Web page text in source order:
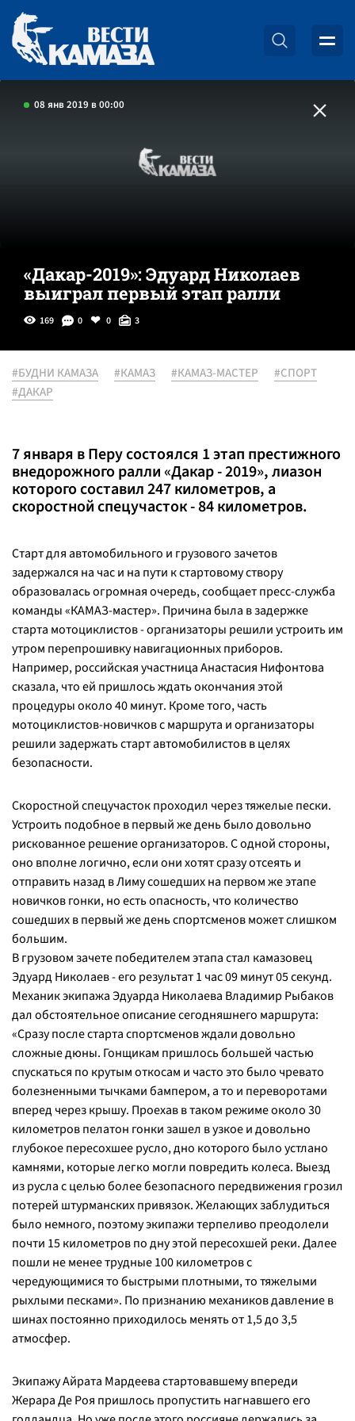
08 янв 2019 в 00:00
«Дакар-2019»: Эдуард Николаев
выиграл первый этап ралли
169 0 0 3
#БУДНИ КАМАЗА #КАМАЗ #КАМАЗ-МАСТЕР
#СПОРТ
#ДАКАР
7 января в Перу состоялся 1 этап престижного
внедорожного ралли «Дакар - 2019», лиазон
которого составил 247 километров, а
скоростной спецучасток - 84 километров.
Старт для автомобильного и грузового зачетов
задержался на час и на пути к стартовому створу
образовалась огромная очередь, сообщает пресс-служба
команды «КАМАЗ-мастер». Причина была в задержке
старта мотоциклистов - организаторы решили устроить им
утром перепрошивку навигационных приборов.
Например, российская участница Анастасия Нифонтова
сказала, что ей пришлось ждать окончания этой
процедуры около 40 минут. Кроме того, часть
мотоциклистов-новичков с маршрута и организаторы
решили задержать старт автомобилистов в целях
безопасности.
Скоростной спецучасток проходил через тяжелые пески.
Устроить подобное в первый же день было довольно
рискованное решение организаторов. С одной стороны,
оно вполне логично, если они хотят сразу отсеять и
отправить назад в Лиму сошедших на первом же этапе
новичков гонки, но есть опасность, что количество
сошедших в первый же день спортсменов может слишком
большим.
В грузовом зачете победителем этапа стал камазовец
Эдуард Николаев - его результат 1 час 09 минут 05 секунд.
Механик экипажа Эдуарда Николаева Владимир Рыбаков
дал обстоятельное описание сегодняшнего маршрута:
«Сразу после старта спортсменов ждали довольно
сложные дюны. Гонщикам пришлось большей частью
спускаться по крутым откосам и часто это было чревато
болезненными тычками бампером, а то и переворотами
вперед через крышу. Проехав в таком режиме около 30
километров пелатон гонки зашел в узкое и довольно
глубокое пересохшее русло, дно которого было устлано
камнями, которые легко могли повредить колеса. Выезд
из русла с целью более безопасного передвижения грозил
потерей штурманских привязок. Желающих заблудиться
было немного, поэтому экипажи терпеливо преодолели
почти 15 километров по дну этой пересохшей реки. Далее
пошли не менее трудные 100 километров с
чередующимися то быстрыми плотными, то тяжелыми
рыхлыми песками». По признанию механиков давление в
шинах постоянно приходилось менять от 1,5 до 3,5
атмосфер.
Экипажу Айрата Мардеева стартовавшему впереди
Жерара Де Роя пришлось пропустить нагнавшего его